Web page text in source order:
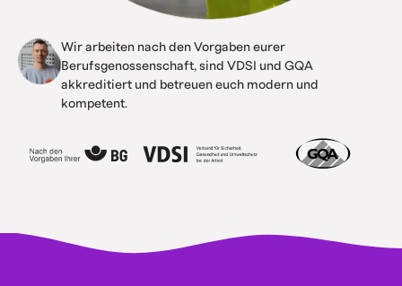
Wir arbeiten nach den Vorgaben eurer
Berufsgenossenschaft, sind VDSI und GQA
akkreditiert und betreuen euch modern und
kompetent.